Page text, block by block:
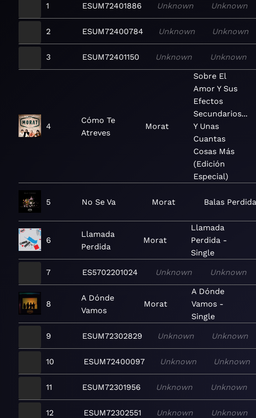
1
ESUM72401886 Unknown Unknown
2 ESUM72400784 Unknown Unknown
3 ESUM72401150 Unknown Unknown
4
Cómo Te
Atreves
Morat
Sobre El
Amor Y Sus
Efectos
Secundarios...
Y Unas
Cuantas
Cosas Más
(Edición
Especial)
5 No Se Va Morat Balas
6
Llamada
Perdida
Morat
Llamada
Perdida -
Single
7 ES5702201024 Unknown Unknown
8
A Dónde
Vamos
Morat
A Dónde
Vamos -
Single
9 ESUM72302829 Unknown Unknown
10 ESUM72400097 Unknown Unknown
11 ESUM72301956 Unknown Unknown
12 ESUM72302551 Unknown Unknown